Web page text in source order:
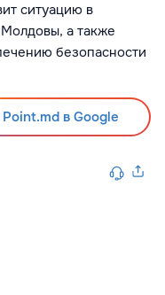
ситуацию в
а также
безопасности
в Google